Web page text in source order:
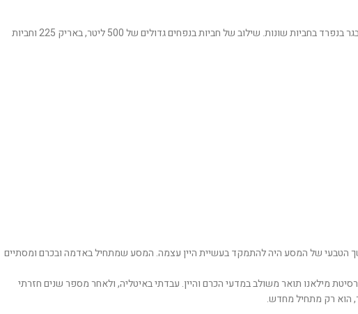
זהו בלנד שעשוי מגרנאש (כרם קופיץ, גוש עציון), סירה (כרם מירון) ואוזלטה (הרי יהודה). זהו בלנד מורכב, רב שכבתי וייחודי. כל זן ענבים נבצר, תסס והתבגר בנפרד בחביות שונות. שילוב של חביות בנפחים גדולים של 500 ליטר, באריק 225 וחביות
הטבעי של המסע היה להתמקד בעשיית היין עצמה. המסע שמתחיל באדמה ובכרם ומסתיים
מילאנו תואר משולב במדעי הכרם והיין. עבדתי באיטליה, ולאחר מספר שנים חזרתי
הוא רק מתחיל מחדש.